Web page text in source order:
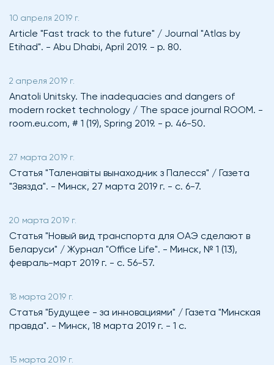
10 апреля 2019 г.
Article "Fast track to the future" / Journal "Atlas by
Etihad". - Abu Dhabi, April 2019. - p. 80.
2 апреля 2019 г.
Anatoli Unitsky. The inadequacies and dangers of
modern rocket technology / The space journal ROOM. -
room.eu.com, # 1 (19), Spring 2019. - p. 46-50.
27 марта 2019 г.
Статья "Таленавiты вынаходник з Палесся" / Газета
"Звязда". - Минск, 27 марта 2019 г. - с. 6-7.
20 марта 2019 г.
Статья "Новый вид транспорта для ОАЭ сделают в
Беларуси" / Журнал "Office Life". - Минск, № 1 (13),
февраль-март 2019 г. - с. 56-57.
18 марта 2019 г.
Статья "Будущее - за инновациями" / Газета "Минская
правда". - Минск, 18 марта 2019 г. - 1 с.
15 марта 2019 г.